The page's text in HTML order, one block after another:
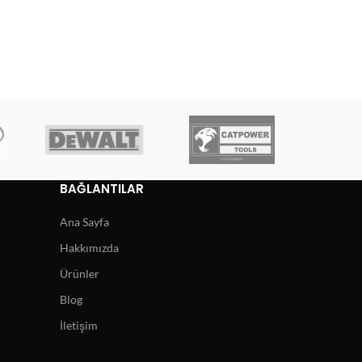
BAĞLANTILAR
Ana Sayfa
Hakkımızda
Ürünler
Blog
İletişim